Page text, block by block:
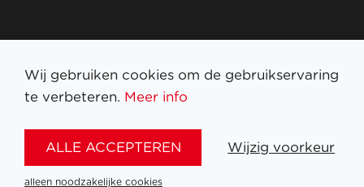
Inschrijven op nieuwsbrief
Wij gebruiken cookies om de gebruikservaring
te verbeteren. Meer info
ALLE ACCEPTEREN Wijzig voorkeur
alleen noodzakelijke cookies